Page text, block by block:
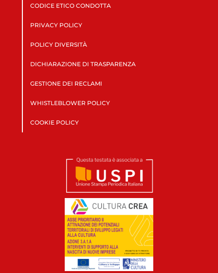
CODICE ETICO CONDOTTA
PRIVACY POLICY
POLICY DIVERSITÀ
DICHIARAZIONE DI TRASPARENZA
GESTIONE DEI RECLAMI
WHISTLEBLOWER POLICY
COOKIE POLICY